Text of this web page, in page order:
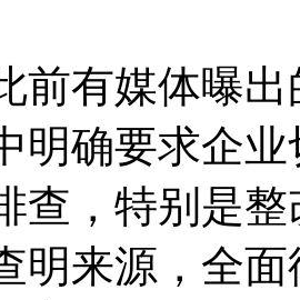
有媒体曝出
明确要求企
查，特别是
明来源，全